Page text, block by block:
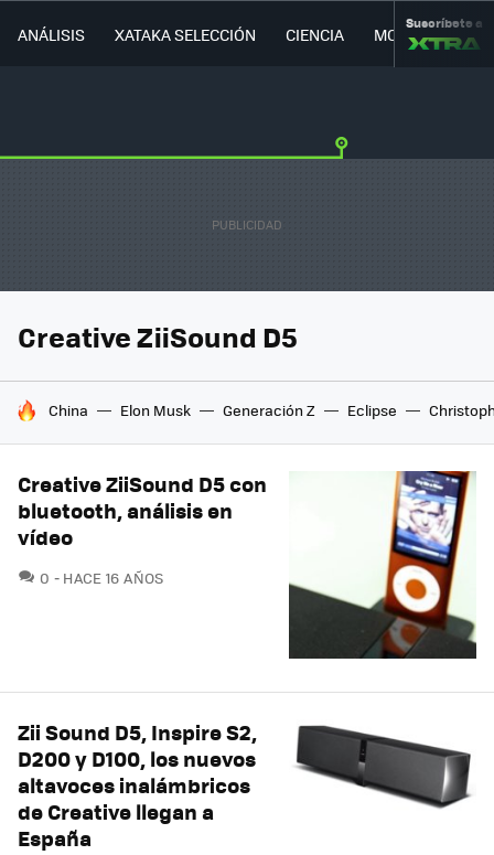
ANÁLISIS XATAKA SELECCIÓN CIENCIA MOVILIDAD
Suscríbete a
Creative ZiiSound D5
HOY SE HABLA DE
China Elon Musk Generación Z Eclipse
Creative ZiiSound D5 con
bluetooth, análisis en
vídeo
0 COMENTARIOS
HACE 16 AÑOS
Zii Sound D5, Inspire S2,
D200 y D100, los nuevos
altavoces inalámbricos
de Creative llegan a
España